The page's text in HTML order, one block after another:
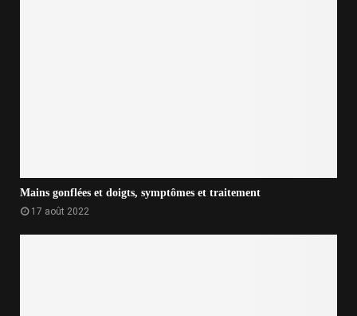
Mains gonflées et doigts, symptômes et traitement
17 août 2022